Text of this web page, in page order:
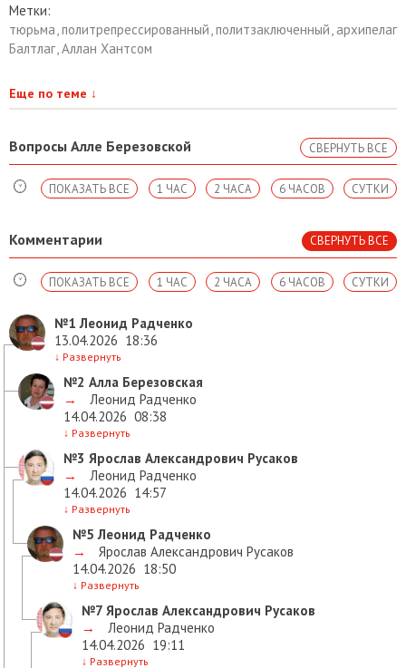
Метки:
тюрьма политрепрессированный политзаключенный архипелаг
Балтлаг Аллан Хантсом
Еще по теме ↓
Вопросы Алле Березовской СВЕРНУТЬ ВСЕ
СУТКИ
6 ЧАСОВ
2 ЧАСА
1 ЧАС
ПОКАЗАТЬ ВСЕ
Комментарии СВЕРНУТЬ ВСЕ
СУТКИ
6 ЧАСОВ
2 ЧАСА
1 ЧАС
ПОКАЗАТЬ ВСЕ
№1 Леонид Радченко
13.04.2026 18:36
↓ Развернуть
№2 Алла Березовская
→
Леонид Радченко
14.04.2026 08:38
↓ Развернуть
№3 Ярослав Александрович Русаков
→
Леонид Радченко
14.04.2026 14:57
↓ Развернуть
№5 Леонид Радченко
→
Ярослав Александрович Русаков
14.04.2026 18:50
↓ Развернуть
№7 Ярослав Александрович Русаков
→
Леонид Радченко
14.04.2026 19:11
↓ Развернуть